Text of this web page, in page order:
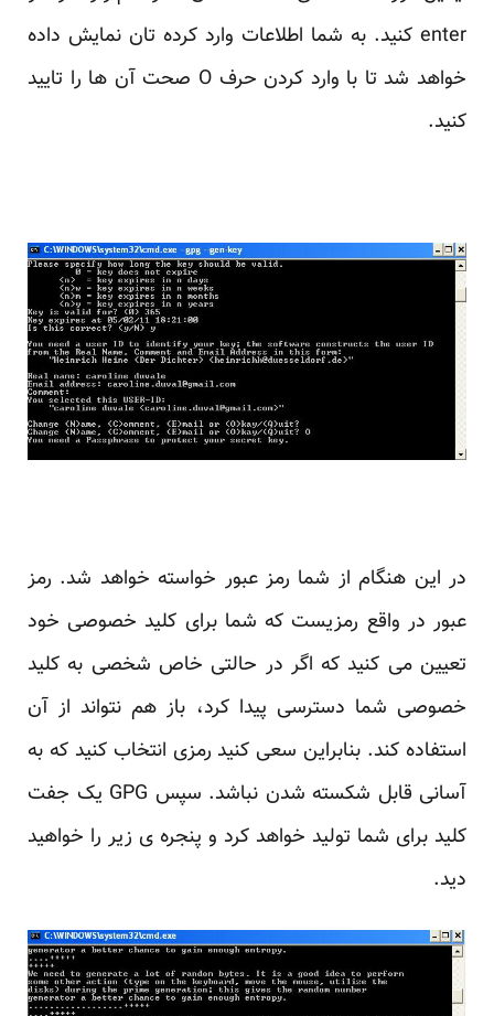
enter کنید. به شما اطلاعات وارد کرده تان نمایش داده
خواهد شد تا با وارد کردن حرف O صحت آن ها را تایید
کنید.
در این هنگام از شما رمز عبور خواسته خواهد شد. رمز
عبور در واقع رمزیست که شما برای کلید خصوصی خود
تعیین می کنید که اگر در حالتی خاص شخصی به کلید
خصوصی شما دسترسی پیدا کرد، باز هم نتواند از آن
استفاده کند. بنابراین سعی کنید رمزی انتخاب کنید که به
آسانی قابل شکسته شدن نباشد. سپس GPG یک جفت
کلید برای شما تولید خواهد کرد و پنجره ی زیر را خواهید
دید.